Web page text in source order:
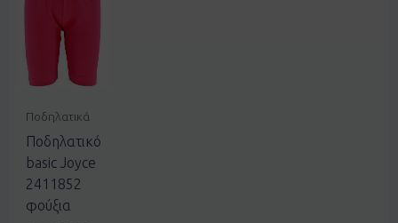
Ποδηλατικά
Ποδηλατικό
basic Joyce
2411852
φούξια